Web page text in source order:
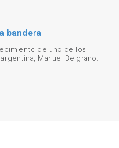
bandera
de uno de los
Manuel Belgrano.